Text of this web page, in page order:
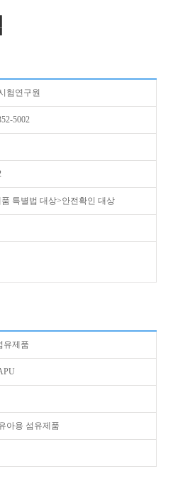
험연구원
5002
특별법 대상>안전확인 대상
유제품
아용 섬유제품